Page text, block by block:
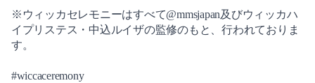
2018-12（3）
2019-06（1）
※ウィッカセレモニーはすべて@mmsjapan及びウィッカハ
イプリステス・中込ルイザの監修のもと、行われておりま
す。
#wiccaceremony